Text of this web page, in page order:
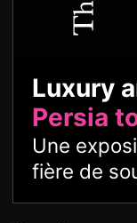
Luxury
Persia
Une
fière de